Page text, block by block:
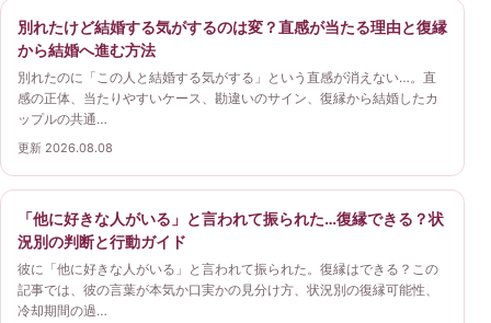
別れたけど結婚する気がするのは変？直感が当たる理由と復縁
から結婚へ進む方法
別れたのに「この人と結婚する気がする」という直感が消えない…。直
感の正体、当たりやすいケース、勘違いのサイン、復縁から結婚したカ
ップルの共通…
更新 2026.08.08
「他に好きな人がいる」と言われて振られた…復縁できる？状
況別の判断と行動ガイド
彼に「他に好きな人がいる」と言われて振られた。復縁はできる？この
記事では、彼の言葉が本気か口実かの見分け方、状況別の復縁可能性、
冷却期間の過…